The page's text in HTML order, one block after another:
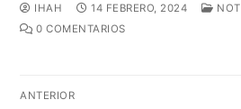
IHAH 14 FEBRERO, 2024
0 COMENTARIOS
Navegación
ANTERIOR